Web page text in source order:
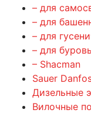
– для
– для
– для
– для
– Shacman
Sauer
Дизельные
Вилочные